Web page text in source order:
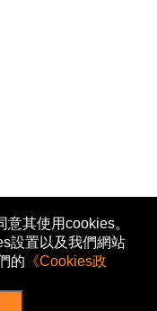
其使用cookies。
設置以及我們網站
的 《Cookies政